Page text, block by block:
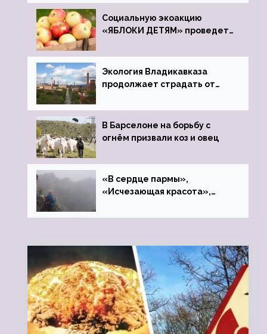
Социальную экоакцию
«ЯБЛОКИ ДЕТЯМ» проведет
Экология Владикавказа
продолжает страдать от
В Барселоне на борьбу с
огнём призвали коз и овец
«В сердце пармы»,
«Исчезающая красота»,